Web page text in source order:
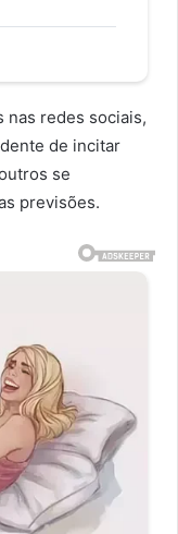
nas redes sociais,
de incitar
se
previsões.